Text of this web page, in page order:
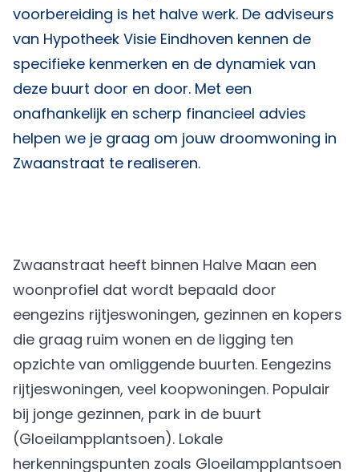
voorbereiding is het halve werk. De adviseurs
van Hypotheek Visie Eindhoven kennen de
specifieke kenmerken en de dynamiek van
deze buurt door en door. Met een
onafhankelijk en scherp financieel advies
helpen we je graag om jouw droomwoning in
Zwaanstraat te realiseren.
Zwaanstraat heeft binnen Halve Maan een
woonprofiel dat wordt bepaald door
eengezins rijtjeswoningen, gezinnen en kopers
die graag ruim wonen en de ligging ten
opzichte van omliggende buurten. Eengezins
rijtjeswoningen, veel koopwoningen. Populair
bij jonge gezinnen, park in de buurt
(Gloeilampplantsoen). Lokale
herkenningspunten zoals Gloeilampplantsoen